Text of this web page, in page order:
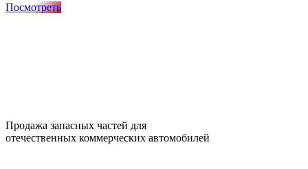
Посмотреть
Продажа запасных частей для
отечественных коммерческих автомобилей